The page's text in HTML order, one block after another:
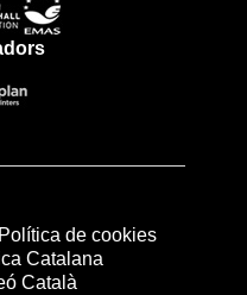
Política de cookies
Catalana
Català